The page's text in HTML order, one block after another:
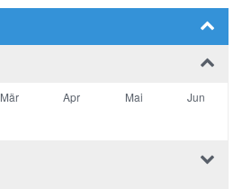
Mär Apr Mai
Jun